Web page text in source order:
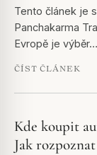
Tento článek je
Panchakarma
Evropě je výběr…
ČÍST ČLÁNEK
Kde koupit
Jak